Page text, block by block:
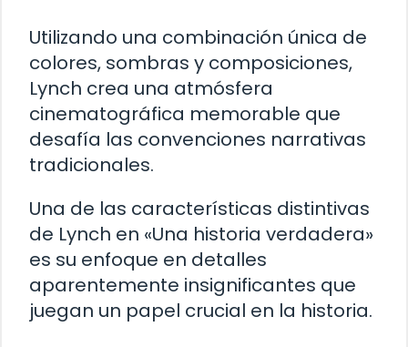
Utilizando una combinación única de
colores, sombras y composiciones,
Lynch crea una atmósfera
cinematográfica memorable que
desafía las convenciones narrativas
tradicionales.
Una de las características distintivas
de Lynch en «Una historia verdadera»
es su enfoque en detalles
aparentemente insignificantes que
juegan un papel crucial en la historia.